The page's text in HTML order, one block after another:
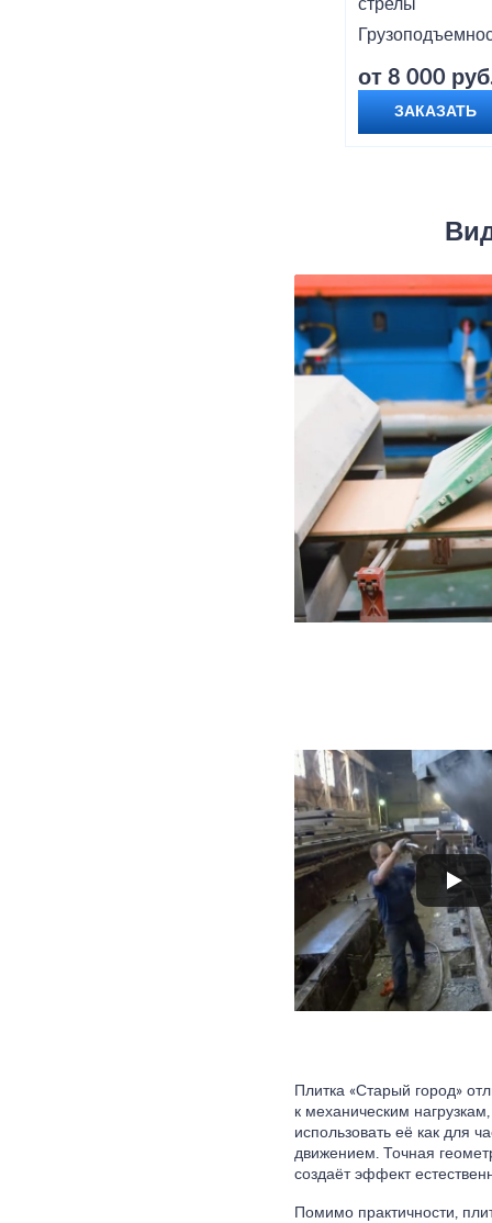
стрелы
от 8 000
ЗАКАЗАТЬ
Плитка «Старый город»
к механическим
использовать её как для
движением. Точная
создаёт эффект
Помимо практичности,